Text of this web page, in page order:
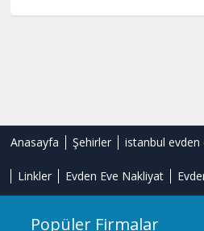
Anasayfa Şehirler istanbul evden
Linkler Evden Eve Nakliyat
Popüler Firmalar